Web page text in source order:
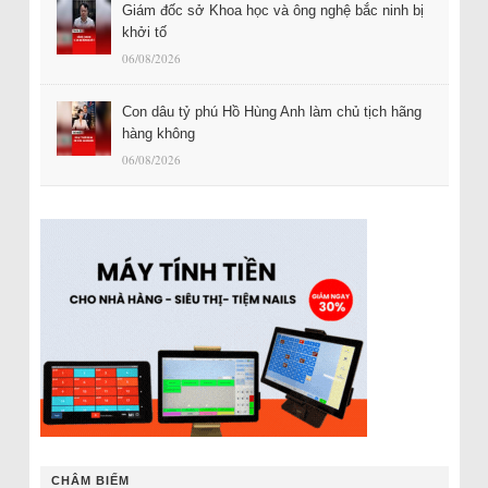
Giám đốc sở Khoa học và ông nghệ bắc ninh bị
khởi tố
06/08/2026
Con dâu tỷ phú Hồ Hùng Anh làm chủ tịch hãng
hàng không
06/08/2026
CHÂM BIẾM